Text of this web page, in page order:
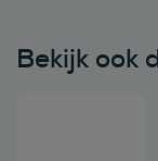
Bekijk ook